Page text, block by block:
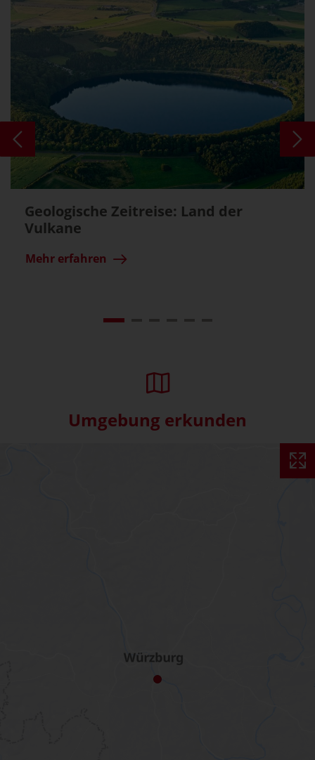
Geologische Zeitreise: Land der
Vulkane
Mehr erfahren
Umgebung erkunden
Interaktive Karte